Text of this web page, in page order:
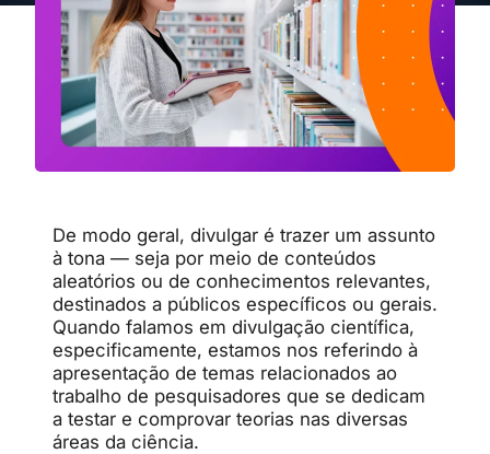
De modo geral, divulgar é trazer um assunto
à tona — seja por meio de conteúdos
aleatórios ou de conhecimentos relevantes,
destinados a públicos específicos ou gerais.
Quando falamos em divulgação científica,
especificamente, estamos nos referindo à
apresentação de temas relacionados ao
trabalho de pesquisadores que se dedicam
a testar e comprovar teorias nas diversas
áreas da ciência.